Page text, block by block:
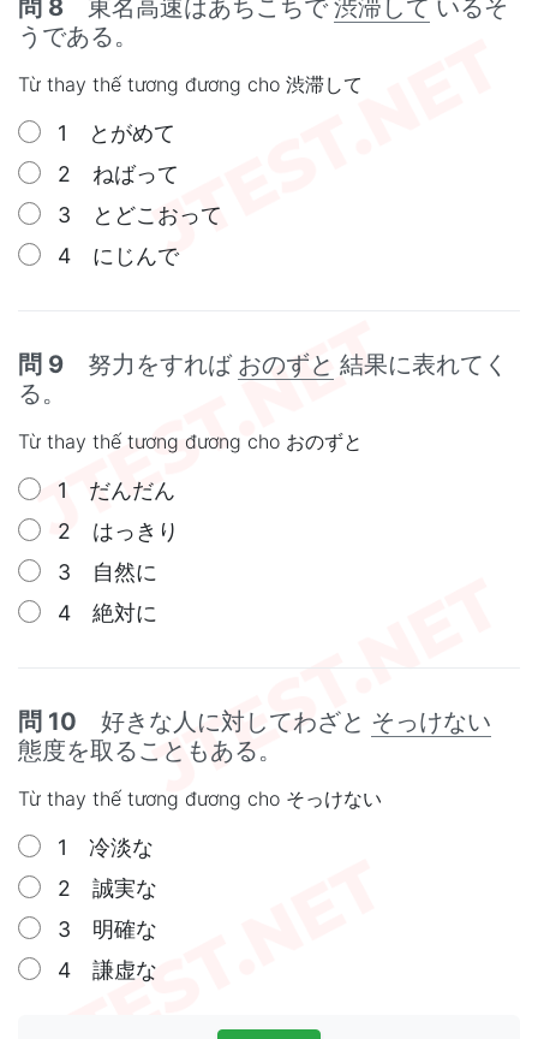
問 8 東名高速はあちこちで渋滞して いるそ
うである。
Từ thay thế tương đương cho 渋滞して
1 とがめて
2 ねばって
3 とどこおって
4 にじんで
問 9 努力をすれば おのずと 結果に表れてく
る。
Từ thay thế tương đương cho おのずと
1 だんだん
2 はっきり
3 自然に
4 絶対に
問 10 好きな人に対してわざと そっけない
態度を取ることもある。
Từ thay thế tương đương cho そっけない
1 冷淡な
2 誠実な
3 明確な
4 謙虚な